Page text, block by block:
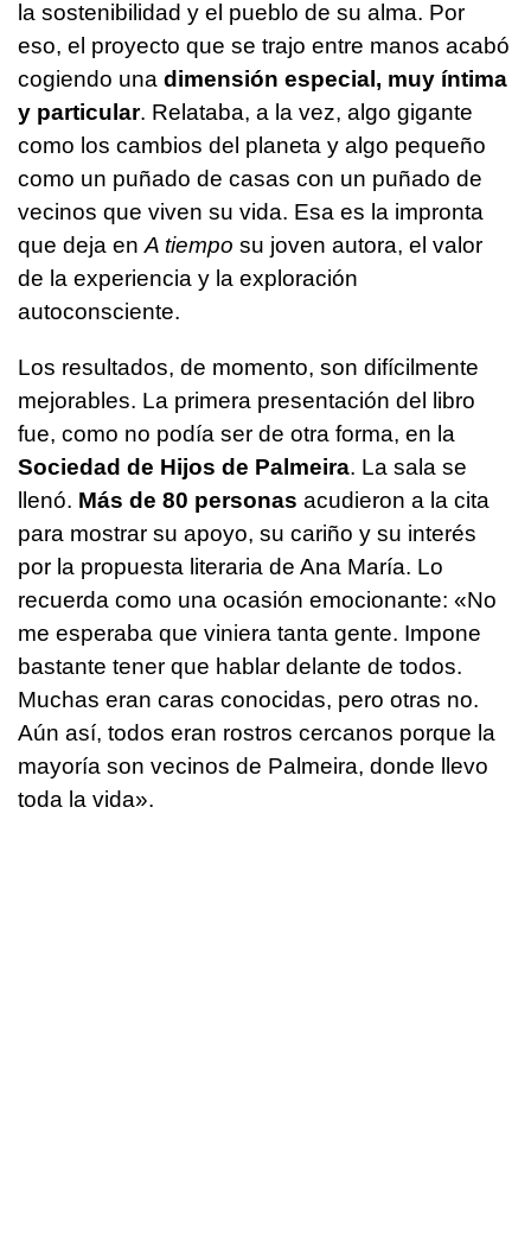
la sostenibilidad y el pueblo de su alma. Por
eso, el proyecto que se trajo entre manos acabó
cogiendo una dimensión especial, muy íntima
y particular. Relataba, a la vez, algo gigante
como los cambios del planeta y algo pequeño
como un puñado de casas con un puñado de
vecinos que viven su vida. Esa es la impronta
que deja en A tiempo su joven autora, el valor
de la experiencia y la exploración
autoconsciente.
Los resultados, de momento, son difícilmente
mejorables. La primera presentación del libro
fue, como no podía ser de otra forma, en la
Sociedad de Hijos de Palmeira. La sala se
llenó. Más de 80 personas acudieron a la cita
para mostrar su apoyo, su cariño y su interés
por la propuesta literaria de Ana María. Lo
recuerda como una ocasión emocionante: «No
me esperaba que viniera tanta gente. Impone
bastante tener que hablar delante de todos.
Muchas eran caras conocidas, pero otras no.
Aún así, todos eran rostros cercanos porque la
mayoría son vecinos de Palmeira, donde llevo
toda la vida».